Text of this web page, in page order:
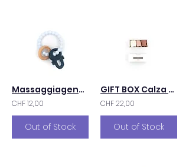
Massaggiagengive
CHF 12,00
Out of Stock
GIFT BOX Calza Bimba con Pizzo
CHF 22,00
Out of Stock